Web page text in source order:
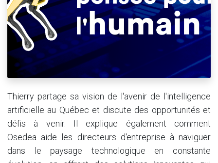
Thierry partage sa vision de l'avenir de l'intelligence
artificielle au Québec et discute des opportunités et
défis à venir. Il explique également comment
Osedea aide les directeurs d'entreprise à naviguer
dans le paysage technologique en constante